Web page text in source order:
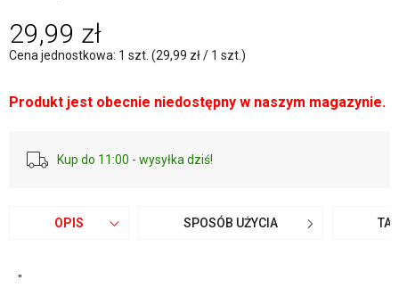
29,99 zł
Cena jednostkowa: 1 szt. (29,99 zł / 1 szt.)
Produkt jest obecnie niedostępny w naszym magazynie.
Kup do 11:00 - wysyłka dziś!
OPIS SPOSÓB UŻYCIA
"